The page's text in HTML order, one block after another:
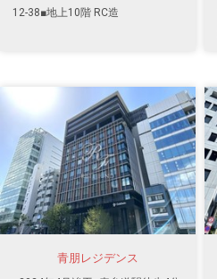
12-38■地上10階 RC造
青朋レジデンス